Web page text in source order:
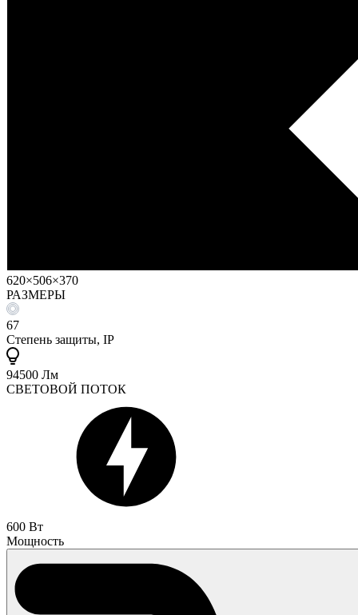
620×506×370
РАЗМЕРЫ
67
Степень защиты, IP
94500 Лм
СВЕТОВОЙ ПОТОК
600 Вт
Мощность